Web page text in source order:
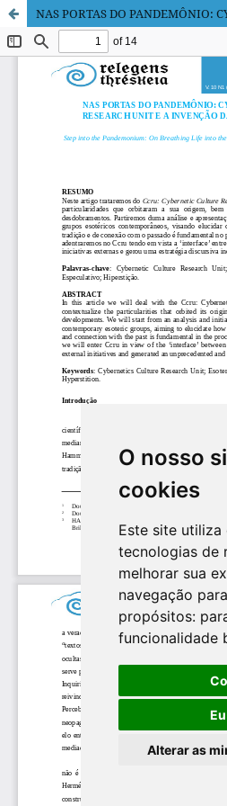
O nosso
cookies
Este site
tecnologias de
melhorar sua
navegação
propósitos:
funcionalidade
Alterar as